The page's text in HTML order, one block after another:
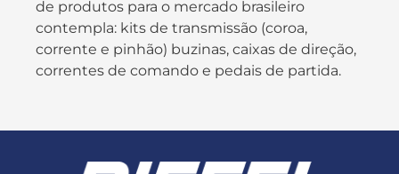
de produtos para o mercado brasileiro
contempla: kits de transmissão (coroa,
corrente e pinhão) buzinas, caixas de direção,
correntes de comando e pedais de partida.